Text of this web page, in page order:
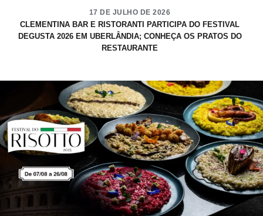
17 DE JULHO DE 2026
CLEMENTINA BAR E RISTORANTI PARTICIPA DO FESTIVAL
DEGUSTA 2026 EM UBERLÂNDIA; CONHEÇA OS PRATOS DO
RESTAURANTE